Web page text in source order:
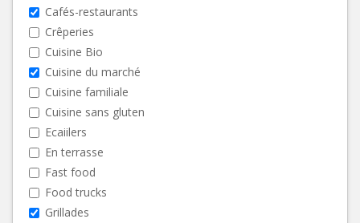
Cafés-restaurants
Crêperies
Cuisine Bio
Cuisine du marché
Cuisine familiale
Cuisine sans gluten
Ecaiilers
En terrasse
Fast food
Food trucks
Grillades